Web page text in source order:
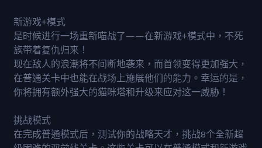
新游戏+模式
是时候进行一场重新喵战了——在新游戏+模式中，不死
族带着复仇归来！
现在敌人的浪潮将不间断地袭来，而首领变得更加强大，
在普通关卡中也能在战场上施展他们的能力。幸运的是，
你将拥有额外强大的猫咪塔和升级来应对这一威胁！
挑战模式
在完成普通模式后，测试你的战略天才，挑战8个全新超